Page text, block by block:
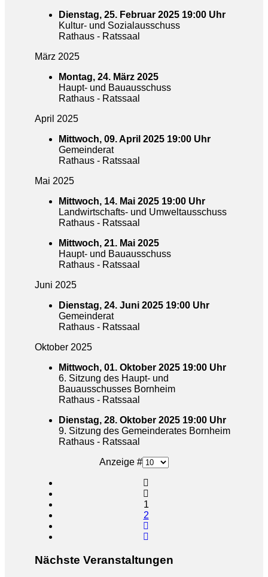
Dienstag, 25. Februar 2025 19:00 Uhr
Kultur- und Sozialausschuss
Rathaus - Ratssaal
März 2025
Montag, 24. März 2025
Haupt- und Bauausschuss
Rathaus - Ratssaal
April 2025
Mittwoch, 09. April 2025 19:00 Uhr
Gemeinderat
Rathaus - Ratssaal
Mai 2025
Mittwoch, 14. Mai 2025 19:00 Uhr
Landwirtschafts- und Umweltausschuss
Rathaus - Ratssaal
Mittwoch, 21. Mai 2025
Haupt- und Bauausschuss
Rathaus - Ratssaal
Juni 2025
Dienstag, 24. Juni 2025 19:00 Uhr
Gemeinderat
Rathaus - Ratssaal
Oktober 2025
Mittwoch, 01. Oktober 2025 19:00 Uhr
6. Sitzung des Haupt- und
Bauausschusses Bornheim
Rathaus - Ratssaal
Dienstag, 28. Oktober 2025 19:00 Uhr
9. Sitzung des Gemeinderates Bornheim
Rathaus - Ratssaal
Limite der Paginierungsliste
Anzeige #
1
2
Nächste Veranstaltungen